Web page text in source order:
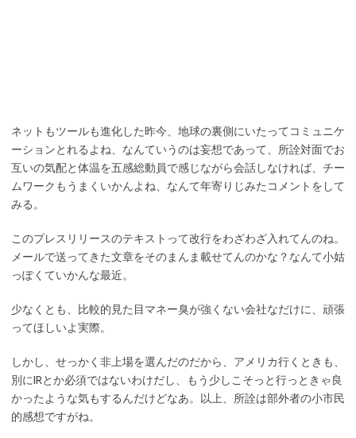
ネットもツールも進化した昨今、地球の裏側にいたってコミュニケ
ーションとれるよね、なんていうのは妄想であって、所詮対面でお
互いの気配と体温を五感総動員で感じながら会話しなければ、チー
ムワークもうまくいかんよね、なんて年寄りじみたコメントをして
みる。
このプレスリリースのテキストって改行をわざわざ入れてんのね。
メールで送ってきた文章をそのまんま載せてんのかな？なんて小姑
っぽくていかんな最近。
少なくとも、比較的見た目マネー臭が強くない会社なだけに、頑張
ってほしいよ実際。
しかし、せっかく非上場を選んだのだから、アメリカ行くときも、
別にIRとか必須ではないわけだし、もう少しこそっと行っときゃ良
かったような気もするんだけどなあ。以上、所詮は部外者の小市民
的感想ですがね。